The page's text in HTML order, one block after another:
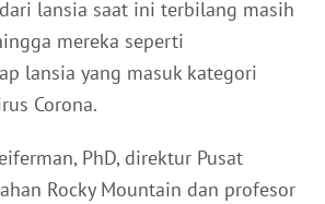
lansia saat ini terbilang masih
mereka seperti
lansia yang masuk kategori
Corona.
PhD, direktur Pusat
Rocky Mountain dan profesor